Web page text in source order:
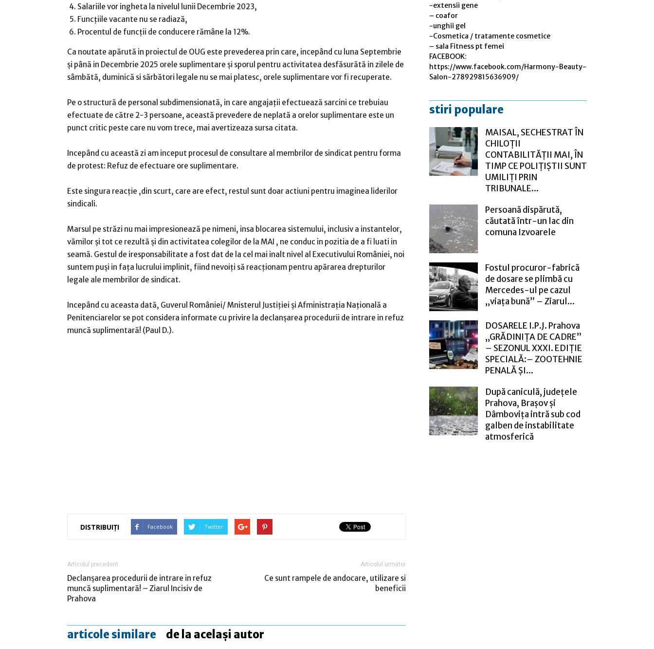
Salariile vor ingheta la nivelul lunii Decembrie 2023,
Funcțiile vacante nu se radiază,
Procentul de funcții de conducere rămâne la 12%.
Ca noutate apărută in proiectul de OUG este prevederea prin care, incepând cu luna Septembrie
și până in Decembrie 2025 orele suplimentare și sporul pentru activitatea desfăsurătă in zilele de
sâmbătă, duminică si sărbători legale nu se mai platesc, orele suplimentare vor fi recuperate.
Pe o structură de personal subdimensionată, in care angajații efectuează sarcini ce trebuiau
efectuate de către 2-3 persoane, această prevedere de neplată a orelor suplimentare este un
punct critic peste care nu vom trece, mai avertizeaza sursa citata.
Incepând cu această zi am inceput procesul de consultare al membrilor de sindicat pentru forma
de protest: Refuz de efectuare ore suplimentare.
Este singura reacție ,din scurt, care are efect, restul sunt doar actiuni pentru imaginea liderilor
sindicali.
Marsul pe străzi nu mai impresionează pe nimeni, insa blocarea sistemului, inclusiv a instantelor,
vămilor și tot ce rezultă și din activitatea colegilor de la MAI , ne conduc in pozitia de a fi luati in
seamă. Gestul de iresponsabilitate a fost dat de la cel mai inalt nivel al Executivului României, noi
suntem puși in fața lucrului implinit, fiind nevoiți să reacționam pentru apărarea drepturilor
legale ale membrilor de sindicat.
Incepând cu aceasta dată, Guverul României/ Mnisterul Justiției și Afministrația Națională a
Penitenciarelor se pot considera informate cu privire la declanșarea procedurii de intrare in refuz
muncă suplimentară! (Paul D.).
DISTRIBUIȚI Facebook Twitter
Articolul precedent
Declanșarea procedurii de intrare in refuz
muncă suplimentară! – Ziarul Incisiv de
Prahova
Articolul următor
Ce sunt rampele de andocare, utilizare si
beneficii
articole similare de la același autor
-extensii gene
– coafor
-unghii gel
-Cosmetica / tratamente cosmetice
– sala Fitness pt femei
FACEBOOK:
https://www.facebook.com/Harmony-Beauty-
Salon-278929815636909/
stiri populare
MAISAL, SECHESTRAT ÎN
CHILOȚII
CONTABILITĂȚII MAI, ÎN
TIMP CE POLIȚIȘTII SUNT
UMILIȚI PRIN
TRIBUNALE...
Persoană dispărută,
căutată într-un lac din
comuna Izvoarele
Fostul procuror-fabrică
de dosare se plimbă cu
Mercedes-ul pe cazul
„viața bună” – Ziarul...
DOSARELE I.P.J. Prahova
„GRĂDINIȚA DE CADRE”
– SEZONUL XXXI. EDIȚIE
SPECIALĂ:– ZOOTEHNIE
PENALĂ ȘI...
După caniculă, județele
Prahova, Brașov și
Dâmbovița intră sub cod
galben de instabilitate
atmosferică